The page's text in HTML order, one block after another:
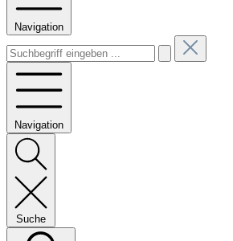
Navigation
Navigation
Suche